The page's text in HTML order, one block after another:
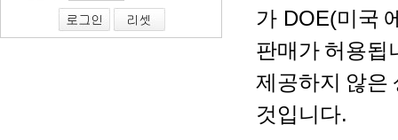
가 DOE(미국
판매가 허용됩
제공하지 않은
것입니다.